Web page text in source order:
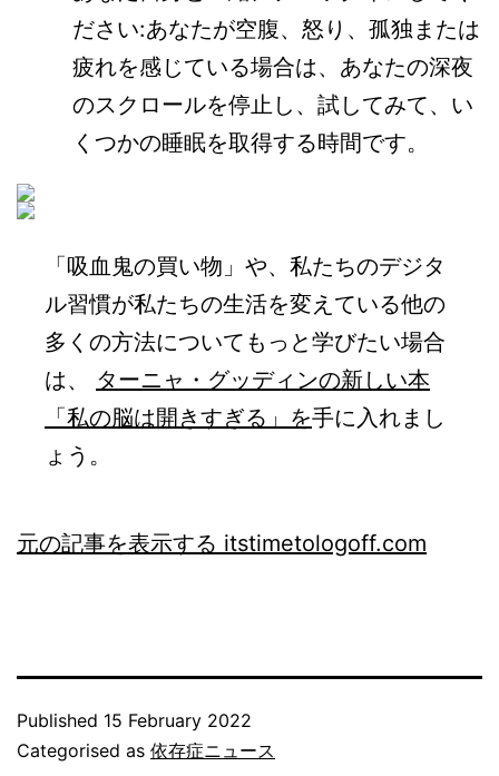
ださい:あなたが空腹、怒り、孤独または
疲れを感じている場合は、あなたの深夜
のスクロールを停止し、試してみて、い
くつかの睡眠を取得する時間です。
「吸血鬼の買い物」や、私たちのデジタ
ル習慣が私たちの生活を変えている他の
多くの方法についてもっと学びたい場合
は、 ターニャ・グッディンの新しい本
「私の脳は開きすぎる」を手に入れまし
ょう。
元の記事を表示する itstimetologoff.com
Published 15 February 2022
Categorised as 依存症ニュース